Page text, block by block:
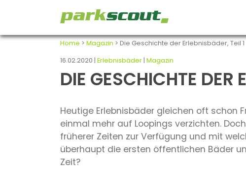
Home > Magazin > Die Geschichte der Erlebnisbäder, Teil 1
16.02.2020 | Erlebnisbäder Magazin
DIE GESCHICHTE DER
Heutige Erlebnisbäder gleichen oft schon
einmal mehr auf Loopings verzichten.
früherer Zeiten zur Verfügung und mit
überhaupt die ersten öffentlichen Bäder
Zeit?